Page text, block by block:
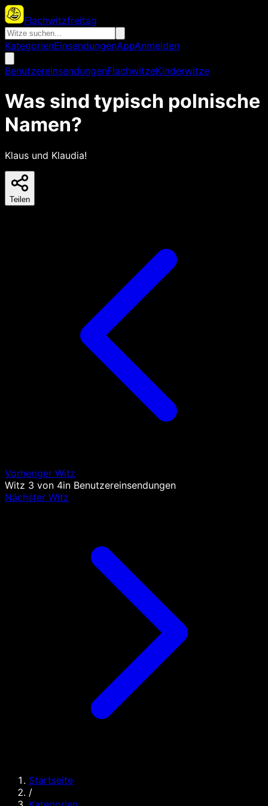
Flachwitzfreitag
KategorienEinsendungenAppAnmelden
BenutzereinsendungenFlachwitzeKinderwitze
Was sind typisch polnische
Namen?
Klaus und Klaudia!
Teilen
Vorheriger Witz
Witz 3 von 4in Benutzereinsendungen
Nächster Witz
Startseite
/